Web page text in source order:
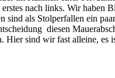
nach links. Wir
als Stolperfallen ein
diesen
sind wir fast alleine,